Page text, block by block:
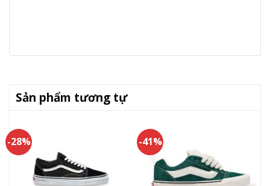
Sản phẩm tương tự
-28% -41%